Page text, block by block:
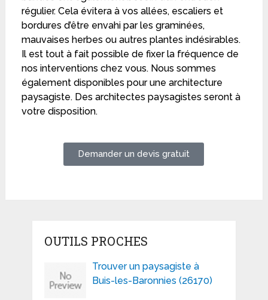
régulier. Cela évitera à vos allées, escaliers et
bordures d’être envahi par les graminées,
mauvaises herbes ou autres plantes indésirables.
Il est tout à fait possible de fixer la fréquence de
nos interventions chez vous. Nous sommes
également disponibles pour une architecture
paysagiste. Des architectes paysagistes seront à
votre disposition.
Demander un devis gratuit
OUTILS PROCHES
Trouver un paysagiste à
Buis-les-Baronnies (26170)